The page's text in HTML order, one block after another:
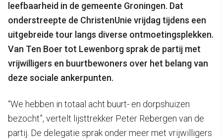
leefbaarheid in de gemeente Groningen. Dat
onderstreepte de ChristenUnie vrijdag tijdens een
uitgebreide tour langs diverse ontmoetingsplekken.
Van Ten Boer tot Lewenborg sprak de partij met
vrijwilligers en buurtbewoners over het belang van
deze sociale ankerpunten.
“We hebben in totaal acht buurt- en dorpshuizen
bezocht”, vertelt lijsttrekker Peter Rebergen van de
partij. De delegatie sprak onder meer met vrijwilligers